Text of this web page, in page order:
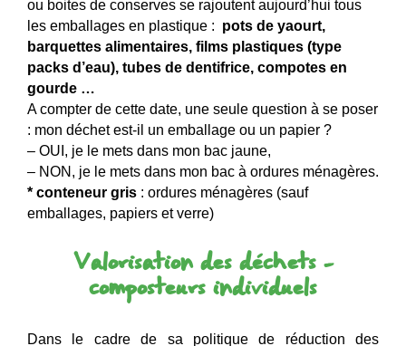
ou boites de conserves se rajoutent aujourd’hui tous
les emballages en plastique : pots de yaourt,
barquettes alimentaires, films plastiques (type
packs d’eau), tubes de dentifrice, compotes en
gourde …
A compter de cette date, une seule question à se poser
: mon déchet est-il un emballage ou un papier ?
– OUI, je le mets dans mon bac jaune,
– NON, je le mets dans mon bac à ordures ménagères.
* conteneur gris : ordures ménagères (sauf
emballages, papiers et verre)
Valorisation des déchets –
composteurs individuels
Dans le cadre de sa politique de réduction des